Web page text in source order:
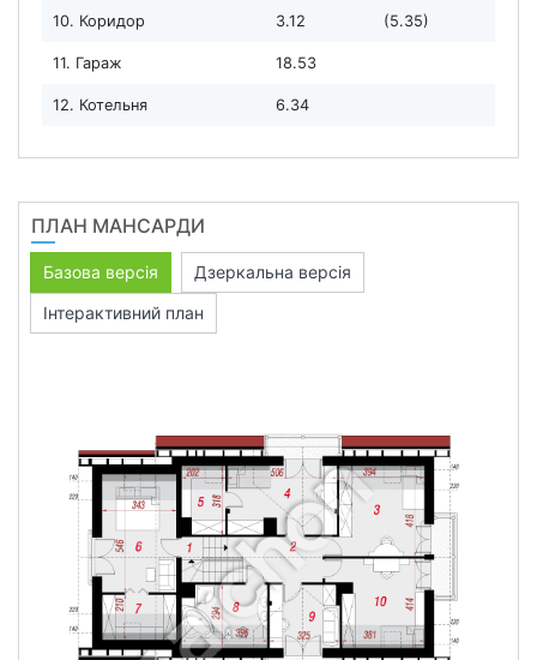
10. Коридор 3.12 (5.35)
11. Гараж 18.53
12. Котельня 6.34
ПЛАН МАНСАРДИ
Базова версія
Дзеркальна версія
Інтерактивний план